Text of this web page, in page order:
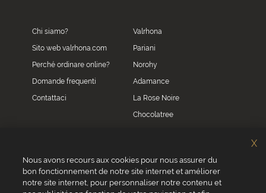
Chi siamo?
Sito web valrhona.com
Perché ordinare online?
Domande frequenti
Contattaci
Valrhona
Pariani
Norohy
Adamance
La Rose Noire
Chocolatree
Servizio clienti
0039 02 82 94 01 46
Nous avons recours aux cookies pour nous assurer du
bon fonctionnement de notre site internet et améliorer
notre site internet, pour personnaliser notre contenu et
X